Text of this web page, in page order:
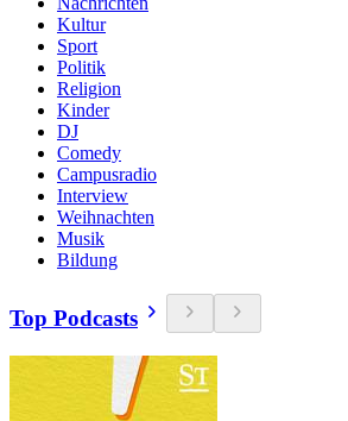
Kultur
Sport
Politik
Religion
Kinder
DJ
Comedy
Campusradio
Interview
Weihnachten
Musik
Bildung
Top Podcasts